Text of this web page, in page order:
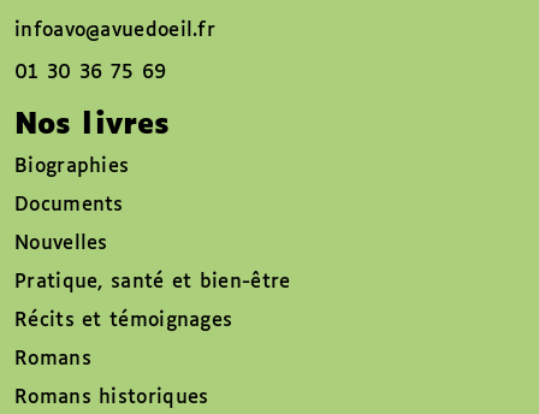
infoavo@avuedoeil.fr
01 30 36 75 69
Nos livres
Biographies
Documents
Nouvelles
Pratique, santé et bien-être
Récits et témoignages
Romans
Romans historiques